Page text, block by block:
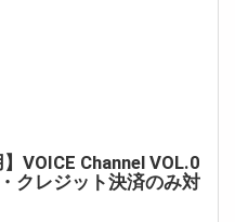
VOICE Channel VOL.0
クレジット決済のみ対